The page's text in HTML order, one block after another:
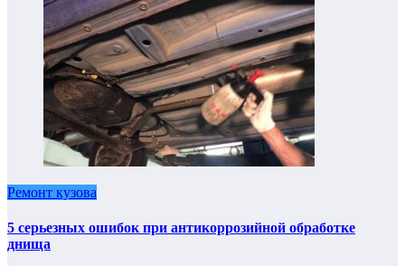
Ремонт кузова
5 серьезных ошибок при антикоррозийной обработке
днища